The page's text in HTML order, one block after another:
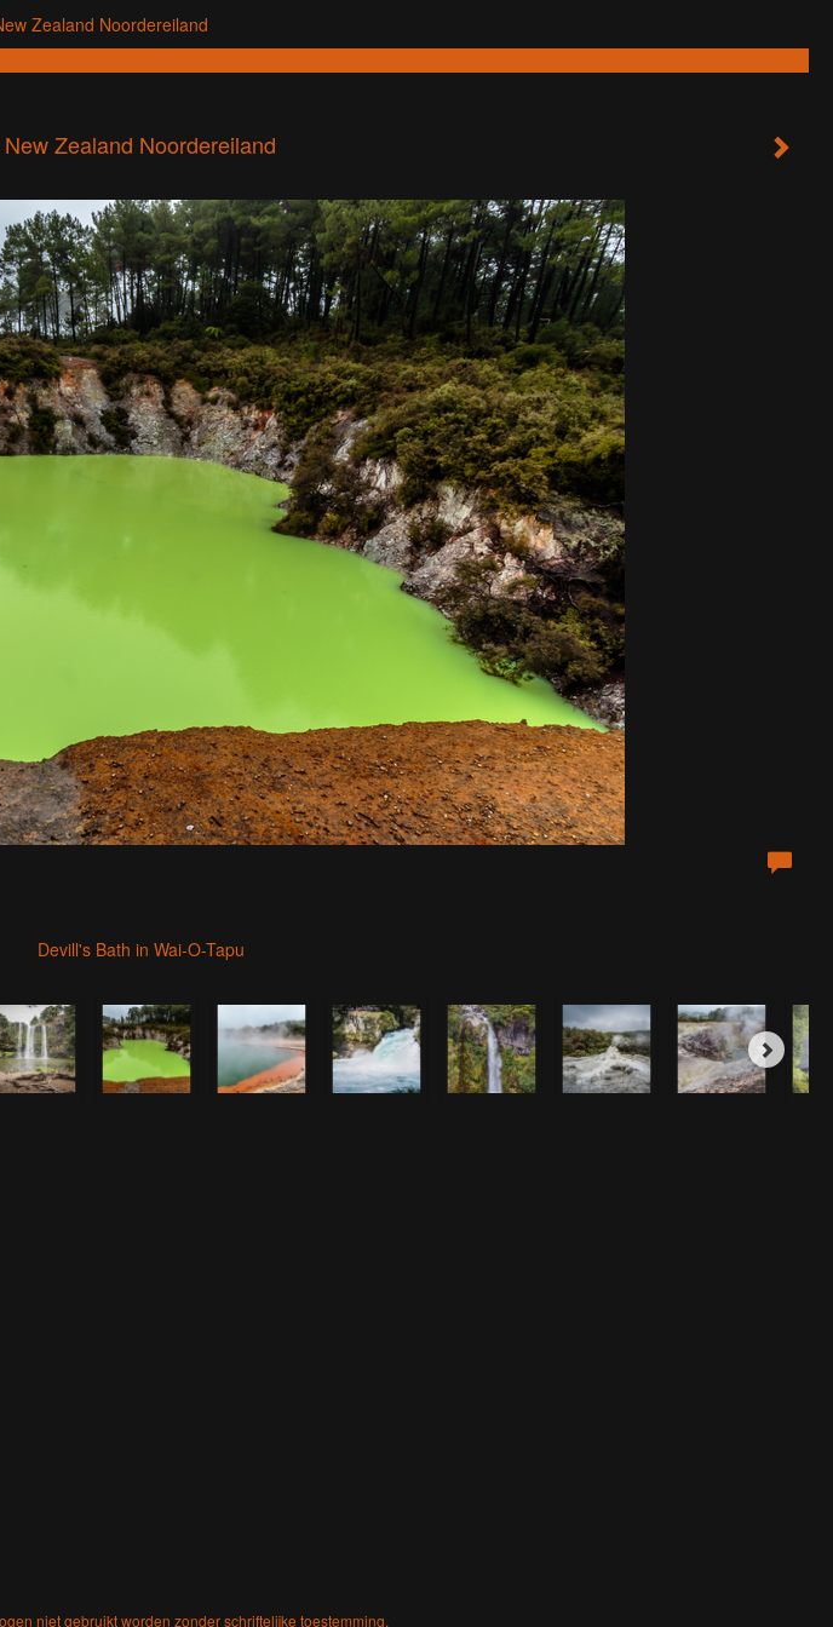
Zealand Noordereiland
New Zealand Noordereiland
Devill's Bath in Wai-O-Tapu
niet gebruikt worden zonder schriftelijke toestemming.